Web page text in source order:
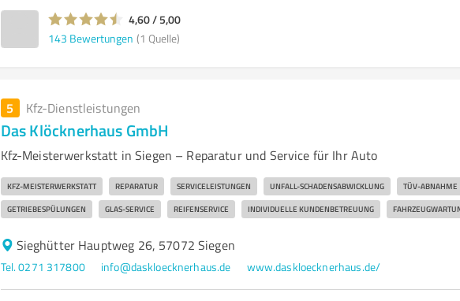
4,60 / 5,00
143 Bewertungen (1 Quelle)
5 Kfz-Dienstleistungen
Das Klöcknerhaus GmbH
Kfz-Meisterwerkstatt in Siegen – Reparatur und Service für Ihr Auto
KFZ-MEISTERWERKSTATT REPARATUR SERVICELEISTUNGEN UNFALL-SCHADENSABWICKLUNG TÜV-ABNAHME
GETRIEBESPÜLUNGEN GLAS-SERVICE REIFENSERVICE INDIVIDUELLE KUNDENBETREUUNG
Sieghütter Hauptweg 26, 57072 Siegen
Tel. 0271 317800 info@daskloecknerhaus.de www.daskloecknerhaus.de/